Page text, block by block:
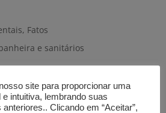
Fatos
e sanitários
e afins
banheira e sanitárias
site para proporcionar uma
intuitiva, lembrando suas
Clicando em “Aceitar”,